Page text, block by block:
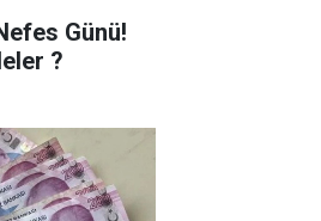
Günü!
?